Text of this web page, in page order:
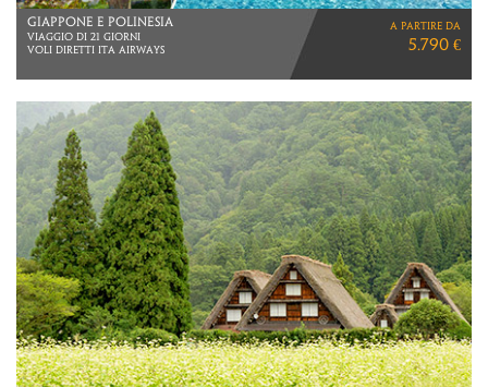
GIAPPONE E POLINESIA
VIAGGIO DI 21 GIORNI
VOLI DIRETTI ITA AIRWAYS
a partire da
5.790 €